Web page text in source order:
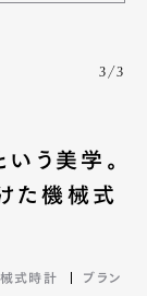
3/3
いう美学。
た機械式
式時計
ブラン